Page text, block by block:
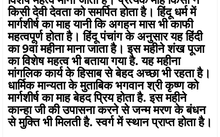
किसी देवी देवता को समर्पित होता है। हिंदू धर्म में
मार्गशीर्ष का माह यानी कि अगहन मास भी काफी
महत्वपूर्ण होता है। हिंदू पंचांग के अनुसार यह हिंदी
का 9वां महीना माना जाता है। इस महीने शंख पूजा
का विशेष महत्व भी बताया गया है. यह महीना
मांगलिक कार्य के हिसाब से बेहद अच्छा भी रहता है।
धार्मिक मान्यता के मुताबिक भगवान श्री कृष्ण को
मार्गशीर्ष का माह बेहद प्रिय होता है. इस महीने
कान्हा जी की उपासना करने से जन्म मरण के बंधन
से मुक्ति भी मिलती है. स्वर्ग में स्थान प्राप्त होता है।